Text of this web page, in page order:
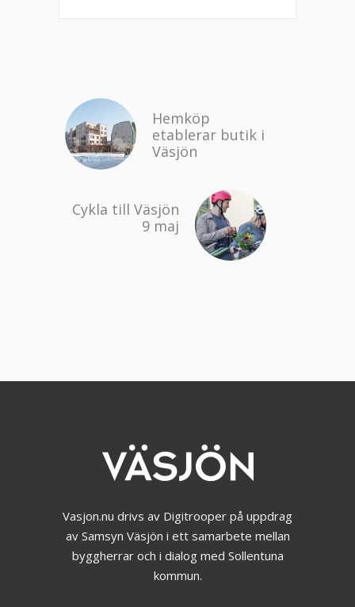
Hemköp
etablerar butik i
Väsjön
Cykla till Väsjön
9 maj
Vasjon.nu drivs av Digitrooper på uppdrag
av Samsyn Väsjön i ett samarbete mellan
byggherrar och i dialog med Sollentuna
kommun.